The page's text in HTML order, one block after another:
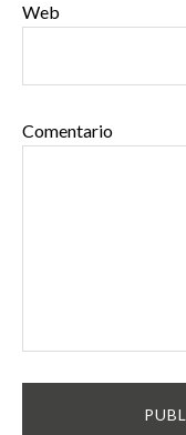
Web
Comentario